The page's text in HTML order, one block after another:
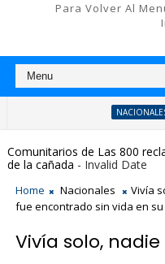
Para Volver Al
Comunitarios de Las 800
de la cañada - Invalid Date
Home Nacionales
Vivía
fue encontrado sin vida en su
Vivía solo,